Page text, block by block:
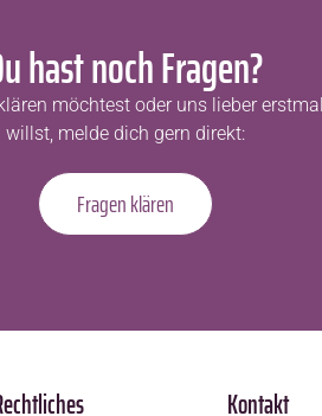
hast noch Fragen?
möchtest oder uns lieber
willst, melde dich gern direkt:
Fragen klären
Kontakt